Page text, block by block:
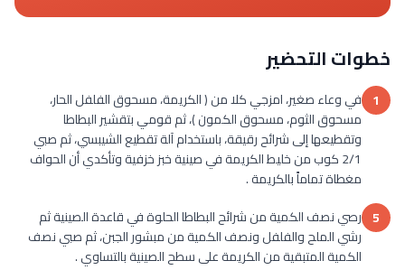
خطوات التحضير
1 في وعاء صغير، امزجي كلا من ( الكريمة، مسحوق الفلفل الحار،
مسحوق الثوم، مسحوق الكمون )، ثم قومي بتقشير البطاطا
وتقطيعها إلى شرائح رقيقة، باستخدام آلة تقطيع الشيبسي، ثم صبي
2/1 كوب من خليط الكريمة في صينية خبز خزفية وتأكدي أن الحواف
مغطاة تماماً بالكريمة .
5 رصي نصف الكمية من شرائح البطاطا الحلوة في قاعدة الصينية ثم
رشي الملح والفلفل ونصف الكمية من مبشور الجبن، ثم صبي نصف
الكمية المتبقية من الكريمة على سطح الصينية بالتساوي .